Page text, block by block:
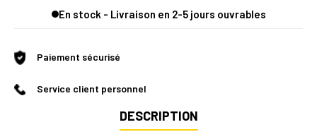
En stock - Livraison en 2-5 jours ouvrables
Paiement sécurisé
Service client personnel
DESCRIPTION